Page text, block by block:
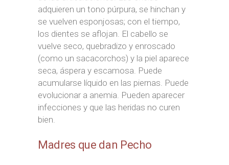
adquieren un tono púrpura, se hinchan y
se vuelven esponjosas; con el tiempo,
los dientes se aflojan. El cabello se
vuelve seco, quebradizo y enroscado
(como un sacacorchos) y la piel aparece
seca, áspera y escamosa. Puede
acumularse líquido en las piernas. Puede
evolucionar a anemia. Pueden aparecer
infecciones y que las heridas no curen
bien.
Madres que dan Pecho